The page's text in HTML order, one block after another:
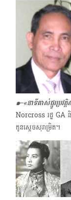
๑–«នាទីគាស់ផ្នូរប្រវត្
Norcross រដ្ឋ GA
កូនស្ដេចសុរាម្រិត។